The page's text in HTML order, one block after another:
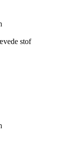
stof